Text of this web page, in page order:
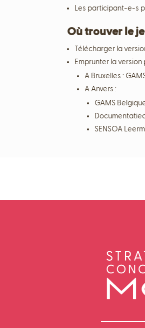
Les participant-e-s
Où trouver le
Télécharger la
Emprunter la
A Bruxelles :
A Anvers :
GAMS
SENSOA